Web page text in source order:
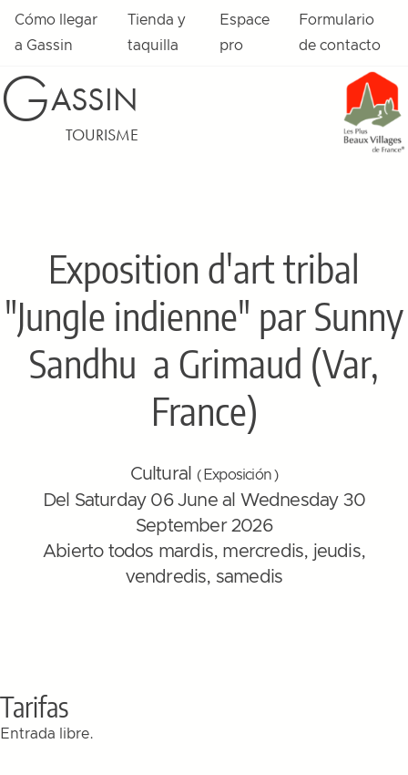
Cómo llegar
a Gassin
Tienda y
taquilla
Espace
pro
Formulario
de contacto
GASSIN
TOURISME
Exposition d'art tribal
"Jungle indienne" par Sunny
Sandhu a Grimaud (Var,
France)
Cultural ( Exposición )
Del Saturday 06 June al Wednesday 30
September 2026
Abierto todos mardis, mercredis, jeudis,
vendredis, samedis
Tarifas
Entrada libre.